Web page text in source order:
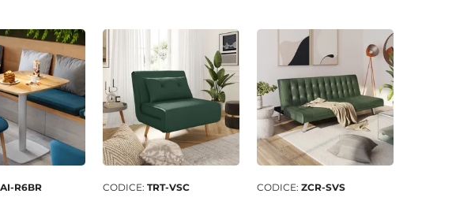
R6BR CODICE: TRT-VSC CODICE: ZCR-SVS